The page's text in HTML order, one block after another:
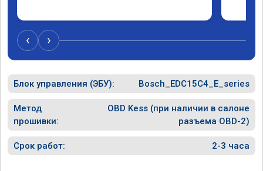
‹ ›
Блок управления (ЭБУ): Bosch_EDC15C4_E_series
Метод
прошивки:
OBD Kess (при наличии в салоне
разъема OBD-2)
Срок работ: 2-3 часа